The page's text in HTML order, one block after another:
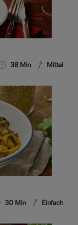
38 Min Mittel
30 Min Einfach